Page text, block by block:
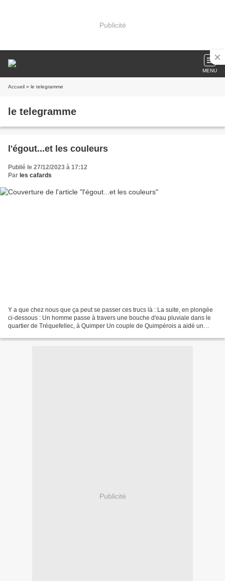
Publicité
MENU
Accueil » le telegramme
le telegramme
l'égout...et les couleurs
Publié le 27/12/2023 à 17:12
Par les cafards
Y a que chez nous que ça peut se passer ces trucs là : La suite, en plongée
ci-dessous : Un homme passe à travers une bouche d'eau pluviale dans le
quartier de Tréquefellec, à Quimper Un couple de Quimpérois a aidé un
Publicité